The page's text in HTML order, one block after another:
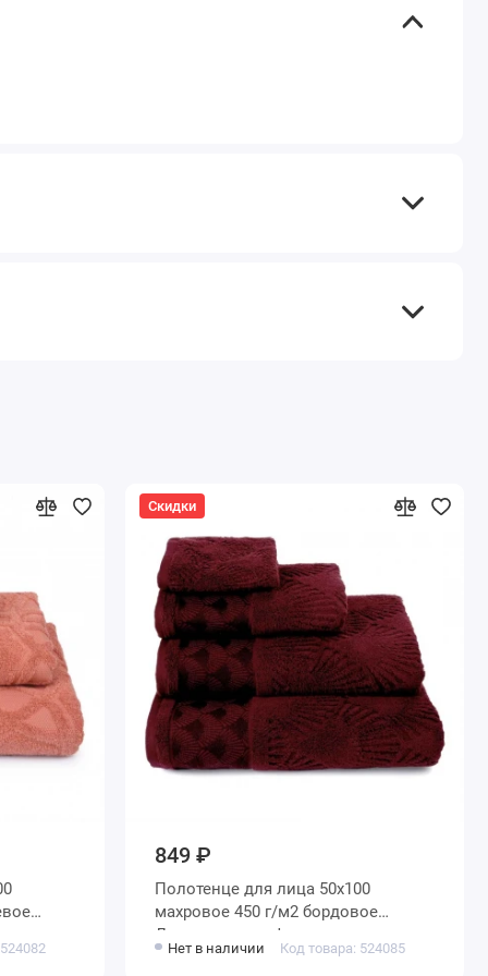
Скидки
849 ₽
Полотенце для лица 50х100
махровое 450 г/м2 бордовое
Донецкая мануфактура
Нет в наличии Код товара: 524085